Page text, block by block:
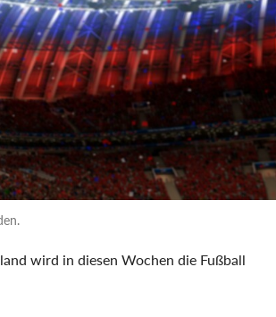
wird in diesen Wochen die Fußball